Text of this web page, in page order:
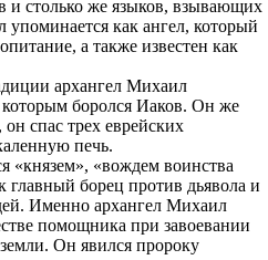
и столько же языков, взывающих
как ангел, который
а также известен как
архангел Михаил
которым боролся Иаков. Он же
спас трех еврейских
печь.
«вождем воинства
главный борец против дьявола и
Именно архангел Михаил
помощника при завоевании
Он явился пророку